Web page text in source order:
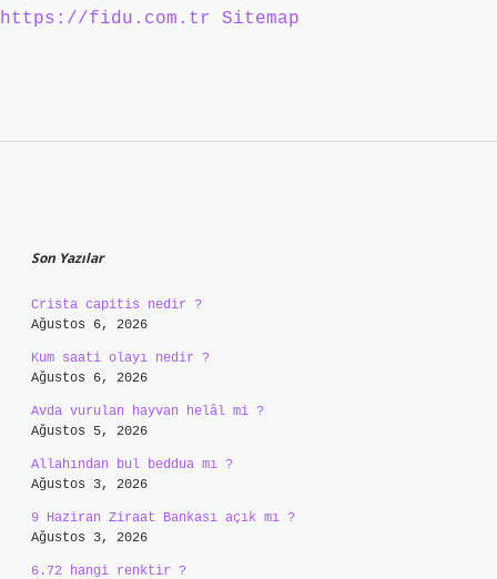
https://fidu.com.tr
Sitemap
Son Yazılar
Crista capitis nedir ?
Ağustos 6, 2026
Kum saati olayı nedir ?
Ağustos 6, 2026
Avda vurulan hayvan helâl mi ?
Ağustos 5, 2026
Allahından bul beddua mı ?
Ağustos 3, 2026
9 Haziran Ziraat Bankası açık mı ?
Ağustos 3, 2026
6.72 hangi renktir ?